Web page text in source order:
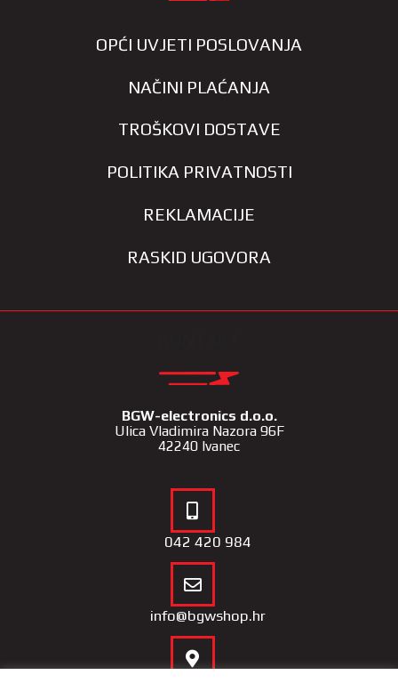
OPĆI UVJETI POSLOVANJA
NAČINI PLAĆANJA
TROŠKOVI DOSTAVE
POLITIKA PRIVATNOSTI
REKLAMACIJE
RASKID UGOVORA
BGW-electronics d.o.o.
Ulica Vladimira Nazora 96F
42240 Ivanec
042 420 984
info@bgwshop.hr